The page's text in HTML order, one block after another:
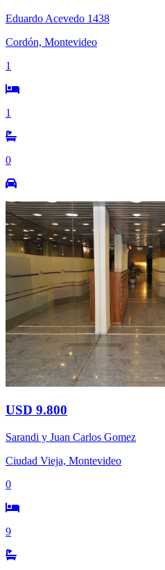
Eduardo Acevedo 1438
Cordón, Montevideo
1
1
0
USD 9.800
Sarandi y Juan Carlos Gomez
Ciudad Vieja, Montevideo
0
9